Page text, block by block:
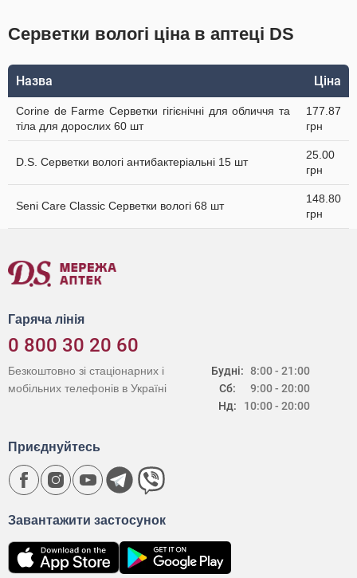
Серветки вологі ціна в аптеці DS
Назва Ціна
Corine de Farme Серветки гігієнічні для обличчя та
тіла для дорослих 60 шт
177.87
грн
D.S. Серветки вологі антибактеріальні 15 шт
25.00
грн
Seni Care Classic Серветки вологі 68 шт
148.80
грн
Гаряча лінія
0 800 30 20 60
Будні:
Сб:
Нд:
8:00 - 21:00
9:00 - 20:00
10:00 - 20:00
Безкоштовно зі стаціонарних і
мобільних телефонів в Україні
Завантажити застосунок
Приєднуйтесь